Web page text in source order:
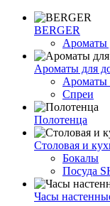
BERGER
Ароматы
Ароматы для
Ароматы
Спреи
Полотенца
Столовая и
Бокалы
Посуда
Часы